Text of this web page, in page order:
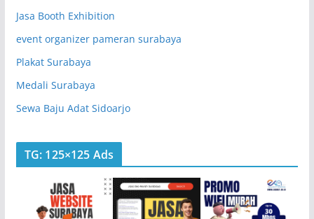
Jasa Booth Exhibition
event organizer pameran surabaya
Plakat Surabaya
Medali Surabaya
Sewa Baju Adat Sidoarjo
TG: 125×125 Ads